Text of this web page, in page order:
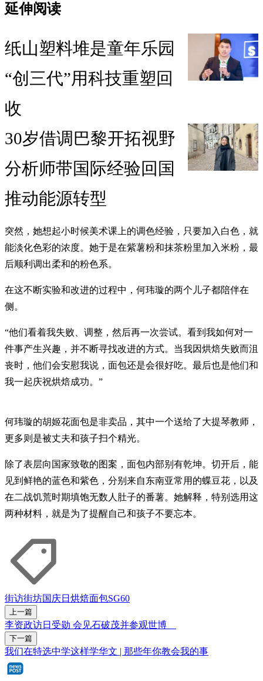
延伸阅读
纸山塑料堆是童年乐园
“创三代”用科技重塑回
收
30岁借调巴黎开拓视野
分析师带国际经验回国
推动能源转型
突然，她想起小时候美术课上的调色经验，只要加入白色，就
能淡化色彩的浓度。她于是在紫薯粉和抹茶粉里加入米粉，最
后顺利调出柔和的粉色系。
在这不断实验和改进的过程中，何玮璇的两个儿子都陪伴在
侧。
“他们看着我失败、调整，然后再一次尝试。看到我如何对一
件事产生兴趣，并不断寻找改进的方式。当我因烘焙失败而沮
丧时，他们会安慰我说，面包还是会很好吃。最后也是他们和
我一起庆祝烘焙成功。”
何玮璇的胡姬花面包是非卖品，其中一个送给了大提琴教师，
更多则是被丈夫和孩子扫个精光。
除了表层向国家致敬的图案，面包内部别有乾坤。切开后，能
见到鲜艳的蓝色和紫色，分别来自东南亚常用的蝶豆花，以及
在二战饥荒时期填饱无数人肚子的番薯。她解释，特别选用这
两种材料，就是为了提醒自己和孩子不要忘本。
街访街坊国庆日 烘焙面包SG60
上一篇
李资政访日受勋 会见石破茂并参观世博
下一篇
我们在特选中学这样学华文 | 那些年你教会我的事